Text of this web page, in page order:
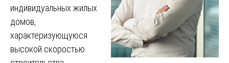
индивидуальных жилых
домов,
характеризующуюся
высокой скоростью